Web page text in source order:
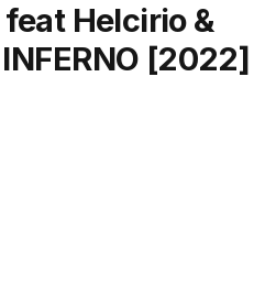
Helcirio &
[2022]